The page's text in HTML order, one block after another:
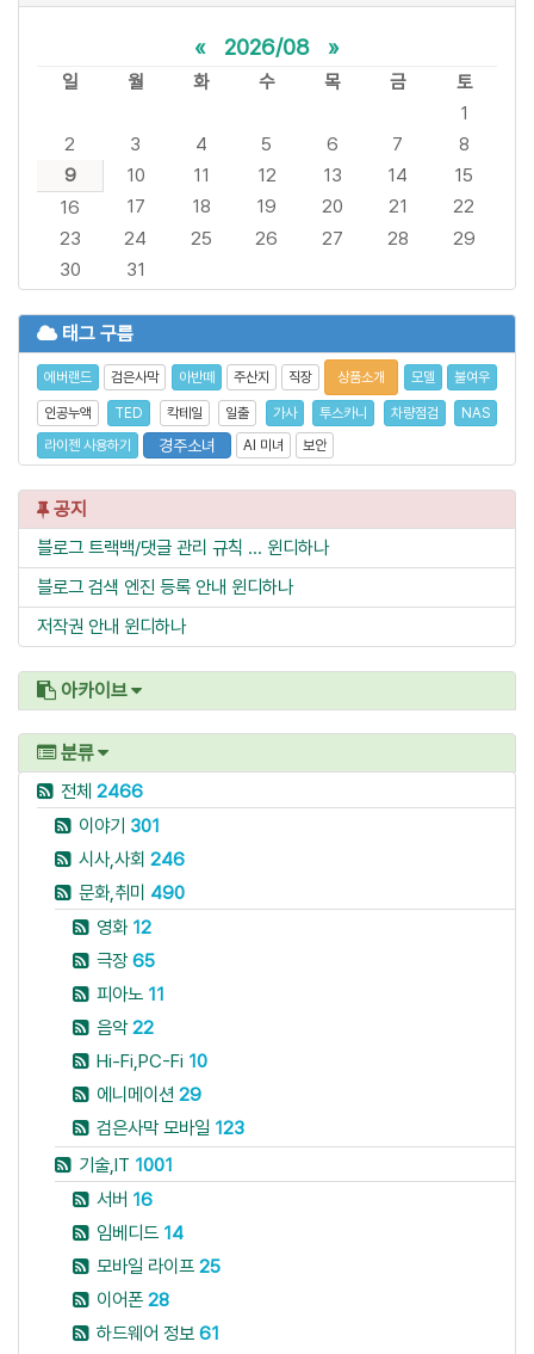
« 2026/08 »
일 월 화 수 목 금
토
1
2
3 4 5 6 7
8
9
10 11 12 13 14
15
16
17 18 19 20 21
22
23
24 25 26 27 28
29
30
31
태그 구름
에버랜드 검은사막 아반떼 주산지 직장 상품소개 모델 불여우
인공누액 TED 칵테일 일출 가사 투스카니 차량점검
NAS
라이젠 사용하기
경주소녀 AI 미녀 보안
공지
블로그 트랙백/댓글 관리 규칙 ... 윈디하나
블로그 검색 엔진 등록 안내 윈디하나
저작권 안내 윈디하나
아카이브
분류
전체 2466
이야기 301
시사,사회 246
문화,취미 490
영화 12
극장65
피아노 11
음악22
Hi-Fi,PC-Fi 10
에니메이션 29
검은사막 모바일 123
기술,IT 1001
서버 16
임베디드 14
모바일 라이프 25
이어폰 28
하드웨어 정보 61